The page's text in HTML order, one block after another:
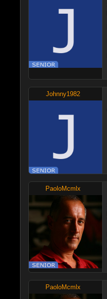
Johnny1982
PaoloMcmlx
PaoloMcmlx